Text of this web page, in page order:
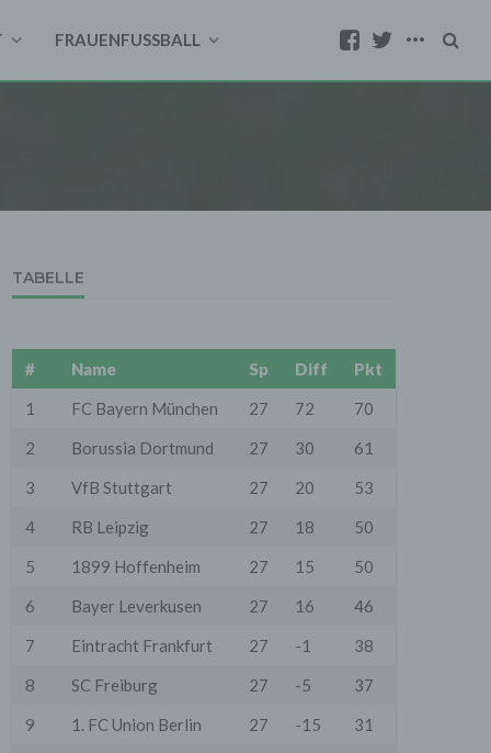
FRAUENFUSSBALL
TABELLE
# Name Sp Diff
Pkt
1
FC Bayern München 27 72
70
2
Borussia Dortmund 27 30
61
3
VfB Stuttgart 27 20
53
4
RB Leipzig 27 18
50
5
1899 Hoffenheim 27 15
50
6
Bayer Leverkusen 27 16
46
7
Eintracht Frankfurt 27 -1
38
8
SC Freiburg 27 -5
37
9
1. FC Union Berlin 27 -15
31